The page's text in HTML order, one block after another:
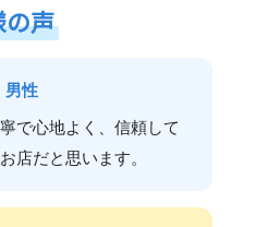
声
性
で心地よく、信頼して
店だと思います。